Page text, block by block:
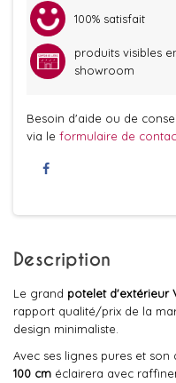
100% satisfait
produits visibles
showroom
Besoin d'aide ou de
via le formulaire de
Description
Le grand potelet d'extérieur
rapport qualité/prix de la
design minimaliste.
Avec ses lignes pures et
100 cm éclairera avec